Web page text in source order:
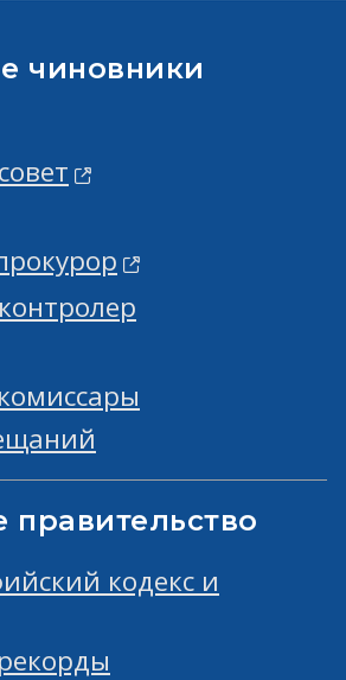
чиновники
правительство
кодекс и